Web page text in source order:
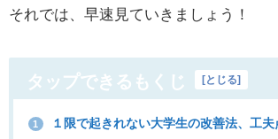
それでは、早速見ていきましょう！
タップできるもくじ [とじる]
1 １限で起きれない大学生の改善法、工夫